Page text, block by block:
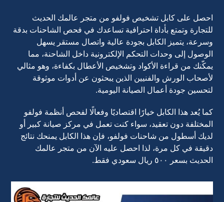
احصل على كابل تشخيص فولفو من متجر عالمك الحديث
للتجارة وتمتع بأداة احترافية تساعدك في فحص الشاحنات بدقة
وسرعة، يتميز الكابل بجودة عالية واتصال مستقر يسهل
الوصول إلى وحدات التحكم الإلكترونية داخل الشاحنة، مما
يمكّنك من قراءة الأكواد وتشخيص الأعطال بكفاءة، وهو مثالي
لأصحاب الورش والفنيين الذين يبحثون عن أدوات موثوقة
لتحسين جودة أعمال الصيانة اليومية.
كما يُعد هذا الكابل خيارًا اقتصاديًا وفعالًا لفحص أنظمة فولفو
المختلفة دون تعقيد، سواء كنت تعمل في مركز صيانة كبير أو
لديك أسطول من شاحنات فولفو، فإن هذا الكابل يمنحك نتائج
دقيقة في كل مرة، لذا احصل عليه الآن من متجر عالمك
الحديث بسعر ٥٠٠ ريال سعودي فقط.